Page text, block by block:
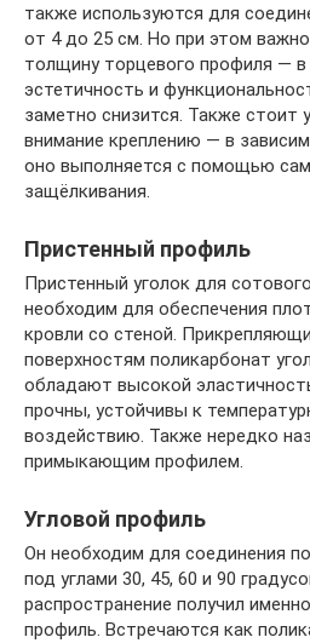
также используются для
от 4 до 25 см. Но при этом
толщину торцевого профиля — в
эстетичность и
заметно снизится. Также стоит
внимание креплению — в
оно выполняется с помощью
защёлкивания.
Пристенный профиль
Пристенный уголок для
необходим для обеспечения
кровли со стеной.
поверхностям поликарбонат
обладают высокой
прочны, устойчивы к
воздействию. Также нередко
примыкающим профилем.
Угловой профиль
Он необходим для соединения
под углами 30, 45, 60 и 90
распространение получил
профиль. Встречаются как